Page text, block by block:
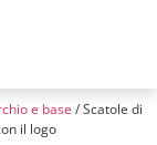
e base / Scatole di
il logo